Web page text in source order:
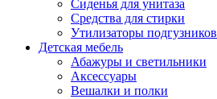
Сиденья для унитаза
Средства для стирки
Утилизаторы подгузников
Детская мебель
Абажуры и светильники
Аксессуары
Вешалки и полки